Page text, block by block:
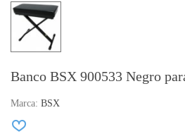
Banco BSX 900533 Negro
Marca: BSX